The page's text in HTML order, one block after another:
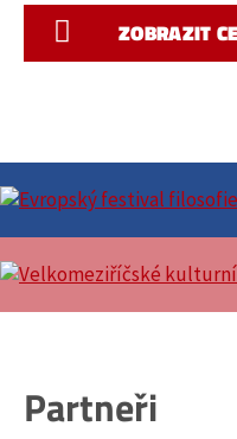
ZOBRAZIT
Partneři